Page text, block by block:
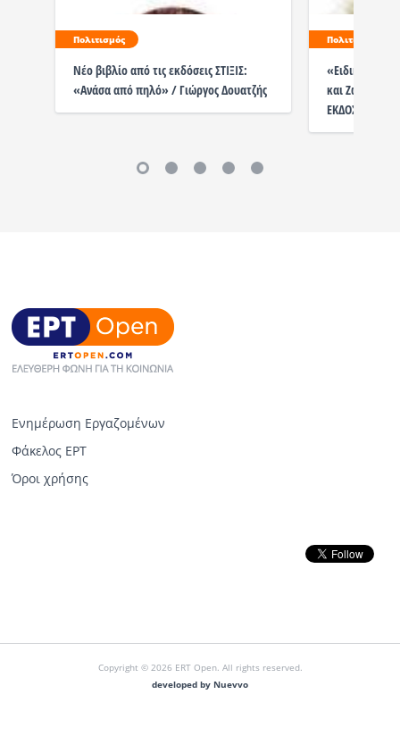
Πολιτισμός
Νέο βιβλίο από τις εκδόσεις ΣΤΙΞΙΣ:
«Ανάσα από πηλό» / Γιώργος Δουατζής
Πολιτισμός
«Ειδικές
και Ζωής του
ΕΚΔΟΣΕΙΣ
Ενημέρωση Εργαζομένων
Φάκελος ΕΡΤ
Όροι χρήσης
Copyright © 2026 ERT Open. All rights reserved.
developed by Nuevvo